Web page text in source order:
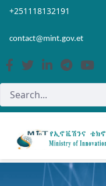
Skip to Main Content
Open Accessibility Menu
+251118132191
contact@mint.gov.et